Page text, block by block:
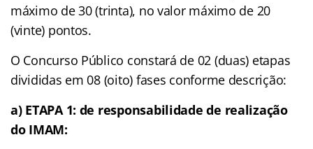
máximo de 30 (trinta), no valor máximo de 20
(vinte) pontos.
O Concurso Público constará de 02 (duas) etapas
divididas em 08 (oito) fases conforme descrição:
a) ETAPA 1: de responsabilidade de realização
do IMAM: